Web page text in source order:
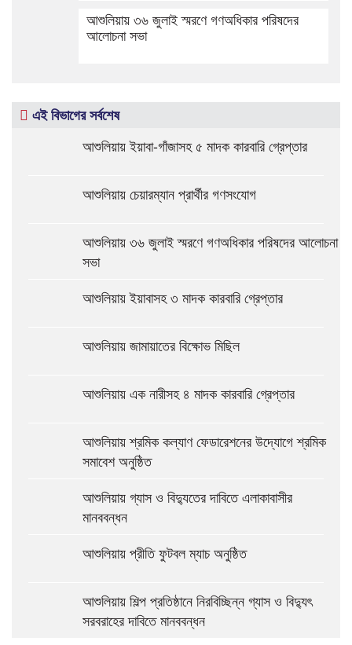
আশুলিয়ায় ৩৬ জুলাই স্মরণে গণঅধিকার পরিষদের
আলোচনা সভা
এই বিভাগের সর্বশেষ
আশুলিয়ায় ইয়াবা-গাঁজাসহ ৫ মাদক কারবারি গ্রেপ্তার
আশুলিয়ায় চেয়ারম্যান প্রার্থীর গণসংযোগ
আশুলিয়ায় ৩৬ জুলাই স্মরণে গণঅধিকার পরিষদের আলোচনা
সভা
আশুলিয়ায় ইয়াবাসহ ৩ মাদক কারবারি গ্রেপ্তার
আশুলিয়ায় জামায়াতের বিক্ষোভ মিছিল
আশুলিয়ায় এক নারীসহ ৪ মাদক কারবারি গ্রেপ্তার
আশুলিয়ায় শ্রমিক কল্যাণ ফেডারেশনের উদ্যোগে শ্রমিক
সমাবেশ অনুষ্ঠিত
আশুলিয়ায় গ্যাস ও বিদ্যুতের দাবিতে এলাকাবাসীর
মানববন্ধন
আশুলিয়ায় প্রীতি ফুটবল ম্যাচ অনুষ্ঠিত
আশুলিয়ায় শিল্প প্রতিষ্ঠানে নিরবিচ্ছিন্ন গ্যাস ও বিদ্যুৎ
সরবরাহের দাবিতে মানববন্ধন